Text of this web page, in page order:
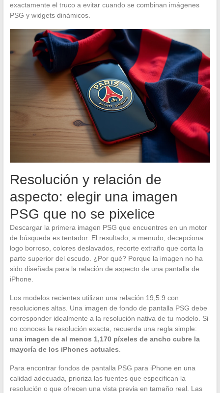
exactamente el truco a evitar cuando se combinan imágenes
PSG y widgets dinámicos.
Resolución y relación de
aspecto: elegir una imagen
PSG que no se pixelice
Descargar la primera imagen PSG que encuentres en un motor
de búsqueda es tentador. El resultado, a menudo, decepciona:
logo borroso, colores deslavados, recorte extraño que corta la
parte superior del escudo. ¿Por qué? Porque la imagen no ha
sido diseñada para la relación de aspecto de una pantalla de
iPhone.
Los modelos recientes utilizan una relación 19,5:9 con
resoluciones altas. Una imagen de fondo de pantalla PSG debe
corresponder idealmente a la resolución nativa de tu modelo. Si
no conoces la resolución exacta, recuerda una regla simple:
una imagen de al menos 1,170 píxeles de ancho cubre la
mayoría de los iPhones actuales
Para encontrar fondos de pantalla PSG para iPhone en una
calidad adecuada, prioriza las fuentes que especifican la
resolución o que ofrecen una vista previa en tamaño real. Las